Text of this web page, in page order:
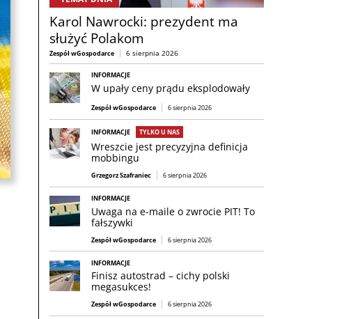
Karol Nawrocki: prezydent ma
służyć Polakom
Zespół wGospodarce 6 sierpnia 2026
INFORMACJE
W upały ceny prądu eksplodowały
Zespół wGospodarce 6 sierpnia 2026
INFORMACJE TYLKO U NAS
Wreszcie jest precyzyjna definicja
mobbingu
Grzegorz Szafraniec 6 sierpnia 2026
INFORMACJE
Uwaga na e-maile o zwrocie PIT! To
fałszywki
Zespół wGospodarce 6 sierpnia 2026
INFORMACJE
Finisz autostrad – cichy polski
megasukces!
Zespół wGospodarce 6 sierpnia 2026